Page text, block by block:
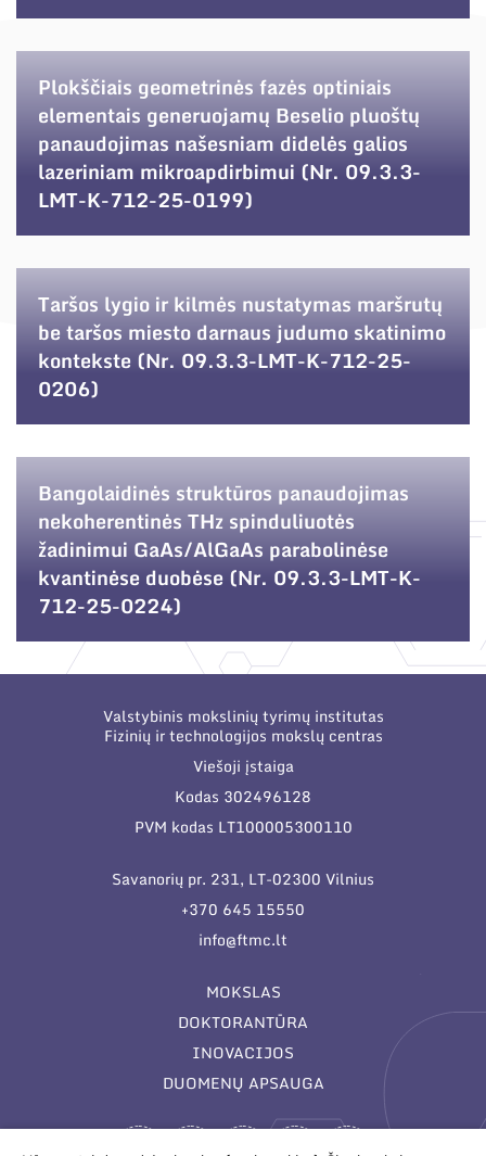
Plokščiais geometrinės fazės optiniais
elementais generuojamų Beselio pluoštų
panaudojimas našesniam didelės galios
lazeriniam mikroapdirbimui (Nr. 09.3.3-
LMT-K-712-25-0199)
Taršos lygio ir kilmės nustatymas maršrutų
be taršos miesto darnaus judumo skatinimo
kontekste (Nr. 09.3.3-LMT-K-712-25-
0206)
Bangolaidinės struktūros panaudojimas
nekoherentinės THz spinduliuotės
žadinimui GaAs/AlGaAs parabolinėse
kvantinėse duobėse (Nr. 09.3.3-LMT-K-
712-25-0224)
Valstybinis mokslinių tyrimų institutas
Fizinių ir technologijos mokslų centras
Viešoji įstaiga
Kodas 302496128
PVM kodas LT100005300110
Savanorių pr. 231, LT-02300 Vilnius
+370 645 15550
info@ftmc.lt
MOKSLAS
DOKTORANTŪRA
INOVACIJOS
DUOMENŲ APSAUGA